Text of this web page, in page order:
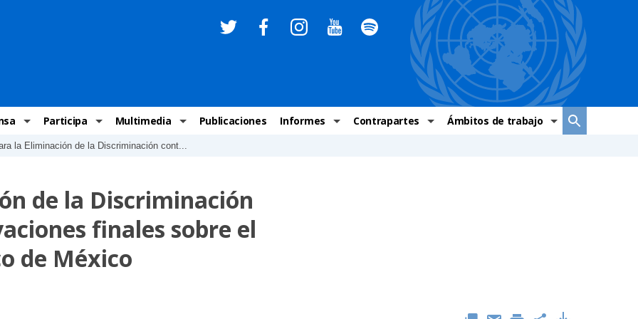
Humanos
Recomendaciones DH
BJDH
Comunicados Nacionales
cartas ONU-DH
DH
Participa
Invitaciones
Multimedia
Infografías
Vídeos
Audios
Campañas
Publicaciones Informes Contrapartes Ámbitos de trabajo
la Eliminación de la Discriminación cont...
de la Discriminación
finales sobre el
de México